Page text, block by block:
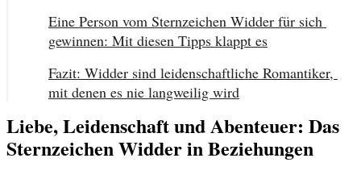
Eine Person vom Sternzeichen Widder für sich
gewinnen: Mit diesen Tipps klappt es
Fazit: Widder sind leidenschaftliche Romantiker,
mit denen es nie langweilig wird
Liebe, Leidenschaft und Abenteuer: Das
Sternzeichen Widder in Beziehungen